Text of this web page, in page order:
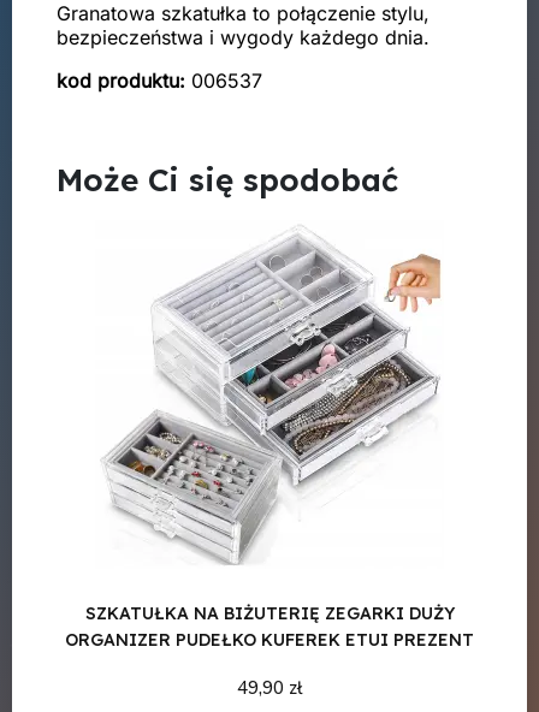
Granatowa szkatułka to połączenie stylu,
bezpieczeństwa i wygody każdego dnia.
kod produktu: 006537
Może Ci się spodobać
SZKATUŁKA NA BIŻUTERIĘ ZEGARKI DUŻY
ORGANIZER PUDEŁKO KUFEREK ETUI PREZENT
49,90 zł